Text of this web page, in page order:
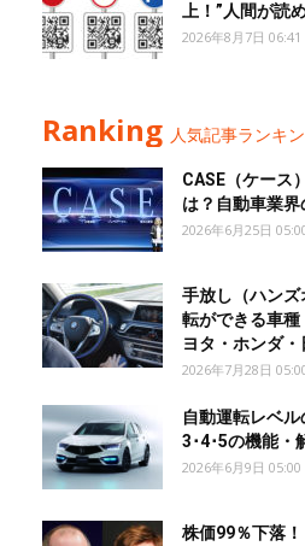
上！”人間が読
2026年8月7日 06:41
Ranking 人気記事ランキ
CASE（ケース
は？自動車業
2026年6月25日
手放し（ハン
転ができる車種
ヨタ・ホンダ
2026年7月28日
自動運転レベル
3･4･5の機能・
2026年6月9日 05:00
株価99％下落